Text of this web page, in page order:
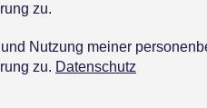
zu.
Nutzung meiner
zu. Datenschutz